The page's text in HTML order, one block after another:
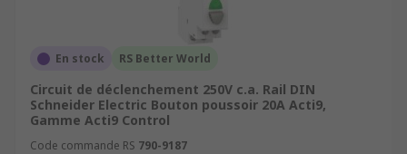
En stock RS Better World
Circuit de déclenchement 250V c.a. Rail DIN
Schneider Electric Bouton poussoir 20A Acti9,
Gamme Acti9 Control
Code commande RS 790-9187